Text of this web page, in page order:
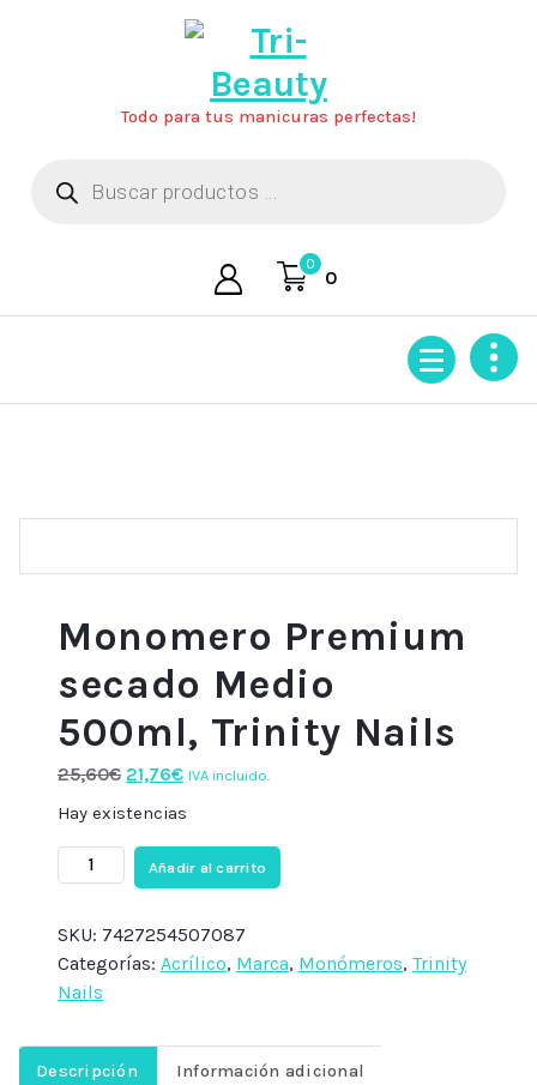
Todo para tus manicuras perfectas!
productos
0
0
Monomero Premium
secado Medio
500ml, Trinity Nails
25,60€ El
precio
era:
25,60€.
21,76€El
es:
21,76€.
IVA incluido.
Hay existencias
Monomero
Premium
Medio
500ml,
Trinity
cantidad
Añadir al carrito
SKU: 7427254507087
Categorías: Acrílico, Marca, Monómeros, Trinity
Nails
Descripción Información adicional